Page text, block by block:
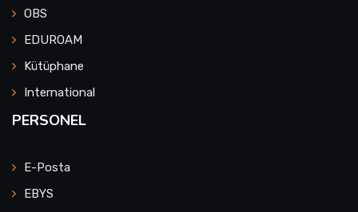
OBS
EDUROAM
Kütüphane
International
PERSONEL
E-Posta
EBYS